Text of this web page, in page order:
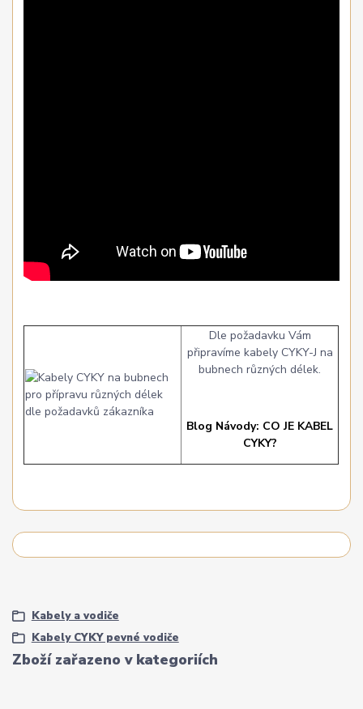
Dle požadavku Vám
připravíme kabely CYKY-J na
bubnech různých délek.
Blog Návody: CO JE KABEL
CYKY?
Zboží zařazeno v kategoriích
Kabely a vodiče
Kabely CYKY pevné vodiče